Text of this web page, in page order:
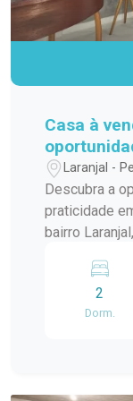
Casa à
Laranjal -
Descubra a
praticidade
bairro
bem localizado. A casa conta com
ambientes,
e iluminação
2
Dorm.